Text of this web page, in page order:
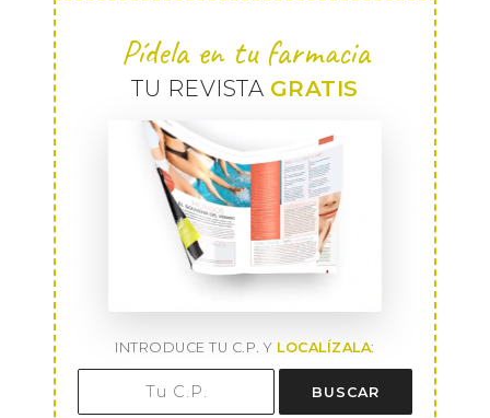
Pídela en tu farmacia
TU REVISTA GRATIS
INTRODUCE TU C.P. Y LOCALÍZALA:
BUSCAR